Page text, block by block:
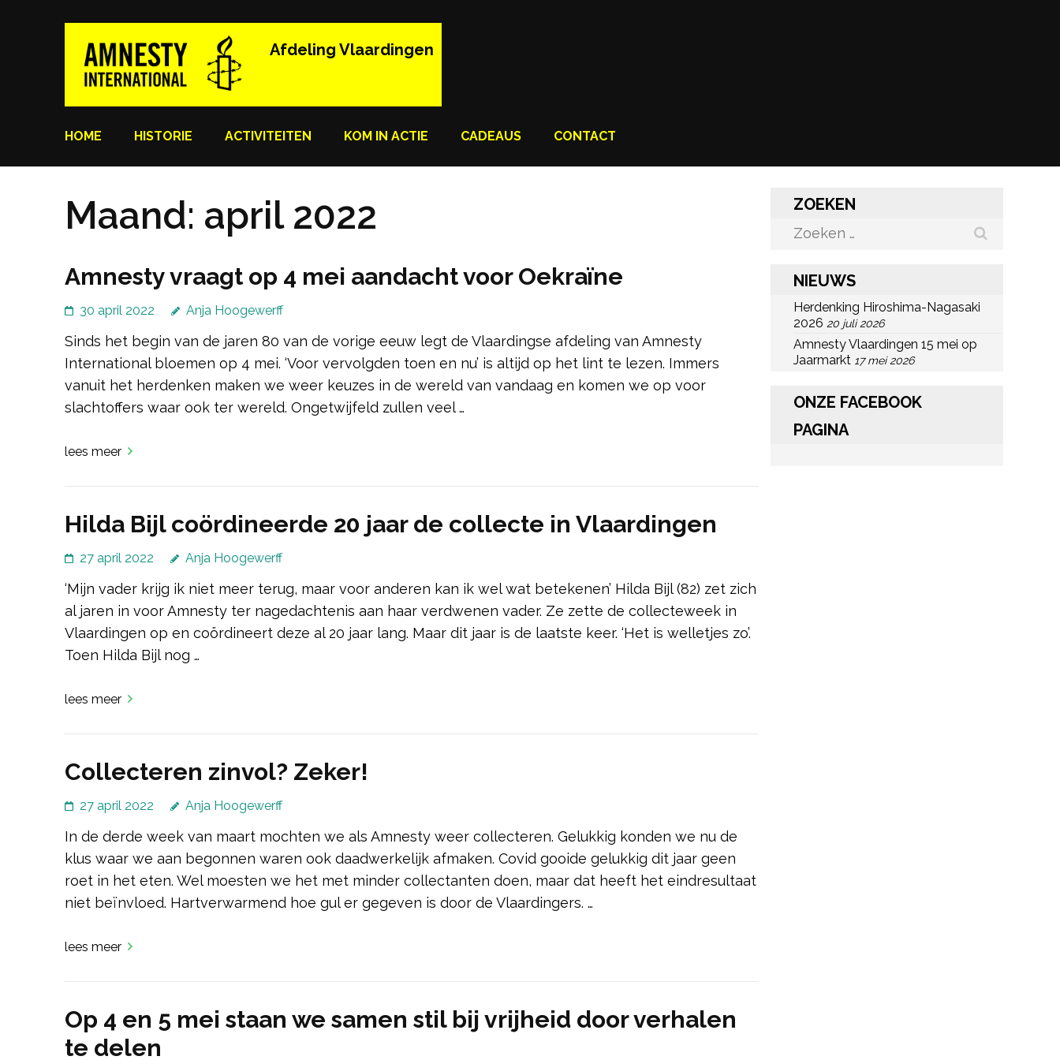
Afdeling Vlaardingen
HOME HISTORIE ACTIVITEITEN KOM IN ACTIE CADEAUS CONTACT
Maand: april 2022
Amnesty vraagt op 4 mei aandacht voor Oekraïne
30 april 2022 Anja Hoogewerff
Sinds het begin van de jaren 80 van de vorige eeuw legt de Vlaardingse afdeling van Amnesty
International bloemen op 4 mei. ‘Voor vervolgden toen en nu’ is altijd op het lint te lezen. Immers
vanuit het herdenken maken we weer keuzes in de wereld van vandaag en komen we op voor
slachtoffers waar ook ter wereld. Ongetwijfeld zullen veel …
lees meer
Hilda Bijl coördineerde 20 jaar de collecte in Vlaardingen
27 april 2022 Anja Hoogewerff
‘Mijn vader krijg ik niet meer terug, maar voor anderen kan ik wel wat betekenen’ Hilda Bijl (82) zet zich
al jaren in voor Amnesty ter nagedachtenis aan haar verdwenen vader. Ze zette de collecteweek in
Vlaardingen op en coördineert deze al 20 jaar lang. Maar dit jaar is de laatste keer. ‘Het is welletjes zo’.
Toen Hilda Bijl nog …
lees meer
Collecteren zinvol? Zeker!
27 april 2022 Anja Hoogewerff
In de derde week van maart mochten we als Amnesty weer collecteren. Gelukkig konden we nu de
klus waar we aan begonnen waren ook daadwerkelijk afmaken. Covid gooide gelukkig dit jaar geen
roet in het eten. Wel moesten we het met minder collectanten doen, maar dat heeft het eindresultaat
niet beïnvloed. Hartverwarmend hoe gul er gegeven is door de Vlaardingers. …
lees meer
Op 4 en 5 mei staan we samen stil bij vrijheid door verhalen
te delen
ZOEKEN
Zoeken
NIEUWS
Herdenking Hiroshima-Nagasaki
2026 20 juli 2026
Amnesty Vlaardingen 15 mei op
Jaarmarkt 17 mei 2026
ONZE FACEBOOK
PAGINA